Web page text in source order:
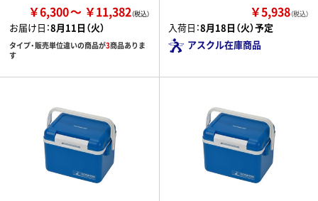
￥6,300 ￥11,382
お届け日：8月11日（火）
タイプ・販売単位違いの商品が3商品ありま
す
￥5,938（税込）
入荷日：8月18日（火）予定
アスクル在庫商品